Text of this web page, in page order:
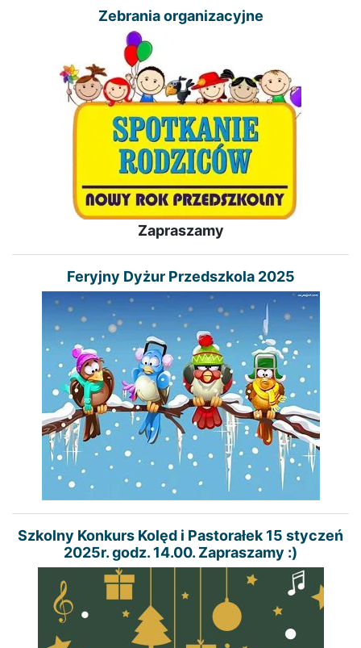
Zebrania organizacyjne
Zapraszamy
Feryjny Dyżur Przedszkola 2025
Szkolny Konkurs Kolęd i Pastorałek 15 styczeń
2025r. godz. 14.00. Zapraszamy :)